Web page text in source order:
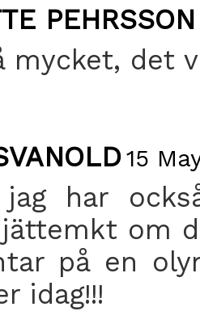
PEHRSSON
mycket, det
15
jag har
om
på en
idag!!!